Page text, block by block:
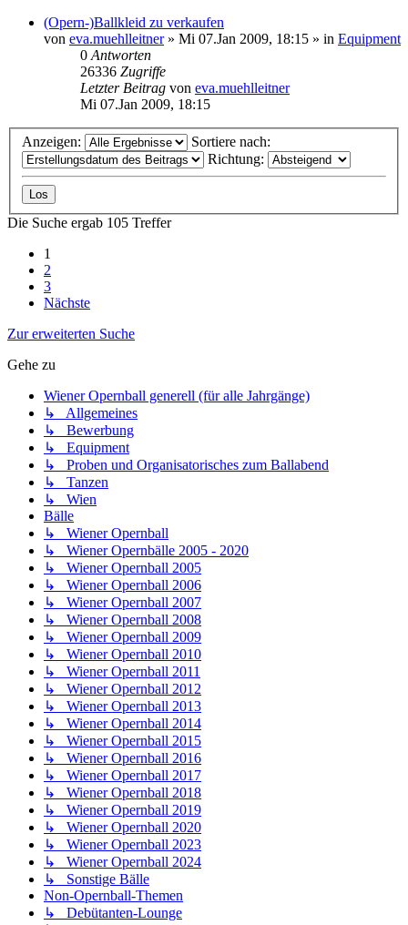
(Opern-)Ballkleid zu verkaufen
von eva.muehlleitner» Mi 07.Jan 2009, 18:15 » in Equipment
0 Antworten
26336 Zugriffe
Letzter Beitrag von eva.muehlleitner
Mi 07.Jan 2009, 18:15
Anzeigen:
Sortiere nach:
Richtung:
Die Suche ergab 105 Treffer
1
2
3
Nächste
Zur erweiterten Suche
Gehe zu
Wiener Opernball generell (für alle Jahrgänge)
↳ Allgemeines
↳ Bewerbung
↳ Equipment
↳ Proben und Organisatorisches zum Ballabend
↳ Tanzen
↳ Wien
Bälle
↳ Wiener Opernball
↳ Wiener Opernbälle 2005 - 2020
↳ Wiener Opernball 2005
↳ Wiener Opernball 2006
↳ Wiener Opernball 2007
↳ Wiener Opernball 2008
↳ Wiener Opernball 2009
↳ Wiener Opernball 2010
↳ Wiener Opernball 2011
↳ Wiener Opernball 2012
↳ Wiener Opernball 2013
↳ Wiener Opernball 2014
↳ Wiener Opernball 2015
↳ Wiener Opernball 2016
↳ Wiener Opernball 2017
↳ Wiener Opernball 2018
↳ Wiener Opernball 2019
↳ Wiener Opernball 2020
↳ Wiener Opernball 2023
↳ Wiener Opernball 2024
↳ Sonstige Bälle
Non-Opernball-Themen
↳ Debütanten-Lounge